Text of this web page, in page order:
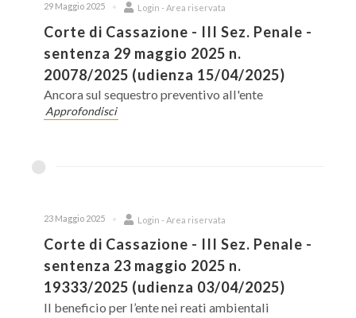
29 Maggio 2025 Login - Area riservata
Corte di Cassazione - III Sez. Penale -
sentenza 29 maggio 2025 n.
20078/2025 (udienza 15/04/2025)
Ancora sul sequestro preventivo all'ente
Approfondisci
23 Maggio 2025 Login - Area riservata
Corte di Cassazione - III Sez. Penale -
sentenza 23 maggio 2025 n.
19333/2025 (udienza 03/04/2025)
Il beneficio per l’ente nei reati ambientali